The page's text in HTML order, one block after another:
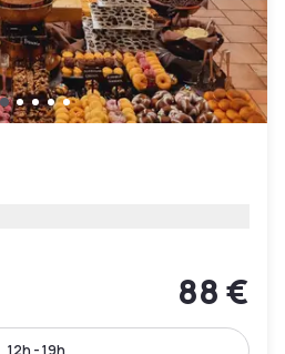
88 €
12h - 19h